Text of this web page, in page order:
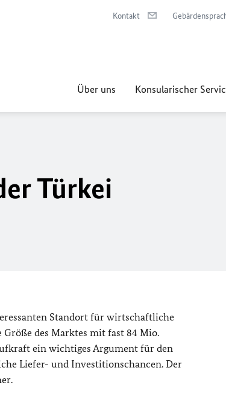
Kontakt
Über uns Konsularischer
Türkei
Standort für wirtschaftliche
Größe des Marktes mit fast 84 Mio.
ein wichtiges Argument für den
Liefer- und Investitionschancen. Der